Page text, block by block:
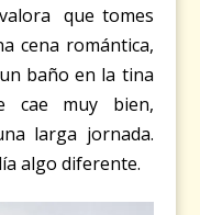
que tomes
cena romántica,
baño en la tina
cae muy bien,
larga jornada.
algo diferente.